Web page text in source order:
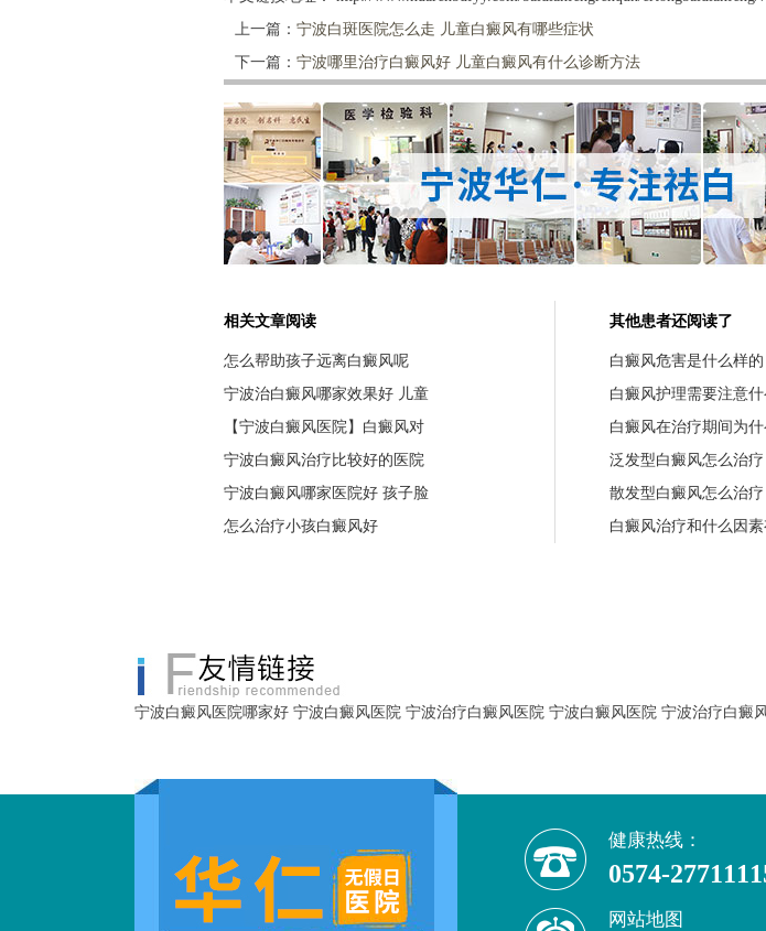
上一篇： 宁波白斑医院怎么走 儿童白癜风有哪些症状
下一篇： 宁波哪里治疗白癜风好 儿童白癜风有什么诊断方法
相关文章阅读
怎么帮助孩子远离白癜风呢
宁波治白癜风哪家效果好 儿童
【宁波白癜风医院】白癜风对
宁波白癜风治疗比较好的医院
宁波白癜风哪家医院好 孩子脸
怎么治疗小孩白癜风好
其他患者还阅读了
白癜风危害是什么样的
白癜风护理需要注意什
白癜风在治疗期间为
泛发型白癜风怎么治疗
散发型白癜风怎么治疗
白癜风治疗和什么因
宁波白癜风医院哪家好 宁波白癜风医院 宁波治疗白癜风医院 宁波白癜风医院 宁波治疗白癜
健康热线：
0574-
网站地图